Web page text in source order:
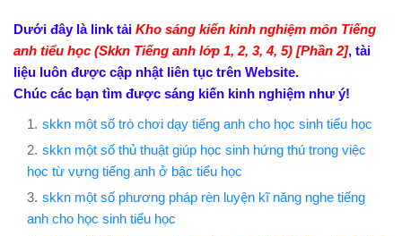
Dưới đây là link tải Kho sáng kiến kinh nghiệm môn Tiếng
anh tiểu học (Skkn Tiếng anh lớp 1, 2, 3, 4, 5) [Phần 2], tài
liệu luôn được cập nhật liên tục trên Website.
Chúc các bạn tìm được sáng kiến kinh nghiệm như ý!
skkn một số trò chơi dạy tiếng anh cho học sinh tiểu học
skkn một số thủ thuật giúp học sinh hứng thú trong việc
học từ vựng tiếng anh ở bậc tiểu học
skkn một số phương pháp rèn luyện kĩ năng nghe tiếng
anh cho học sinh tiểu học